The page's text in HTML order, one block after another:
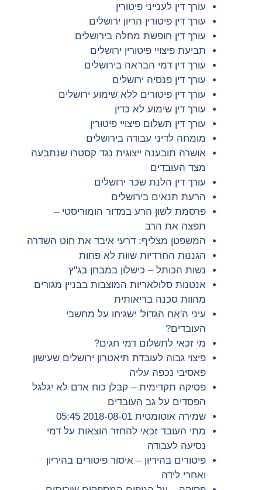
עורך דין לענייני פיטורין
עורך דין פיטורין הריון ירושלים
עורך דין חופשת מחלה בירושלים
תביעת פיצויי פיטורין ירושלים
עורך דין דמי הבראה בירושלים
עורך דין פנסיה ירושלים
עורך דין פיטורים ללא שימוע ירושלים
עורך דין שימוע לא כדין
עורך דין תשלום פיצויי פיטורין
מומחה לדיני עבודה בירושלים
אושרה תובענה ייצוגית נגד קסטרו שנתבעה
מצד העובדים
עורך דין הלנת שכר ירושלים
הרעת תנאים בירושלים
פרסמת לשון הרע במדור הומוריסטי –
תפצה את הרב
המשפטן מצליף: דרעי איבד את חוט השדרה
הגננות החרדיות שוות לא פחות
נשות הכותל – כישלון במבחן בג"ץ
אנטנות סלולאריות המוצבות בבניין מגורים
מהוות סכנה בריאותית
עיני ה'אח הגדול' ישגיחו על מחשבי
העובדים?
מי זכאי לתשלום דמי חגים?
פיצוי גבוה לעובדת תיאטרון ירושלים שעישון
פאסיבי נכפה עליה
פסיקה תקדימית – קבלן כוח אדם לא יגלגל
הפסדים על גב העובדים
שמירה אוטומטית 2018-08-01 05:45
מתי העובד זכאי להחזר הוצאות על דמי
נסיעה לעבודה
פיטורים בהיריון – איסור פיטורים בהיריון
ואחרי לידה